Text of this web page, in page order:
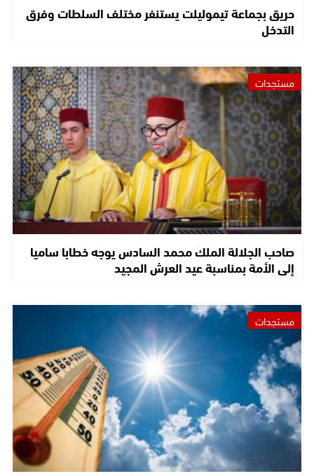
حريق بجماعة تيموليلت يستنفر مختلف السلطات وفرق
التدخل
مستجدات
صاحب الجلالة الملك محمد السادس يوجه خطابا ساميا
إلى الأمة بمناسبة عيد العرش المجيد
مستجدات